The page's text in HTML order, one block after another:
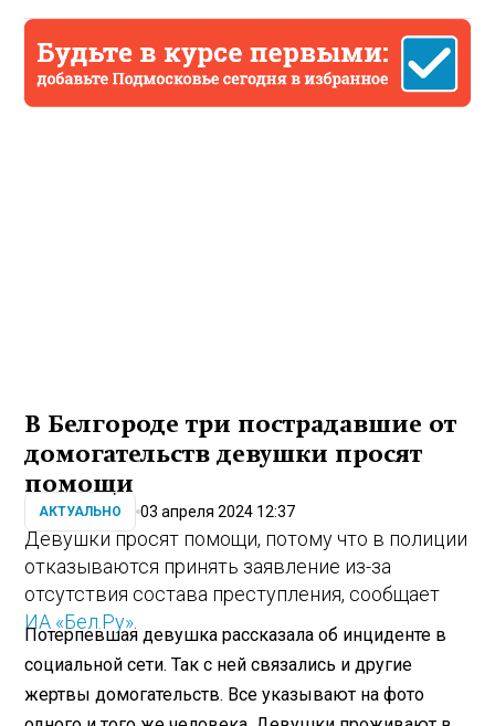
В Белгороде три пострадавшие от
домогательств девушки просят
помощи
АКТУАЛЬНО 03 апреля 2024 12:37
Девушки просят помощи, потому что в полиции
отказываются принять заявление из-за
отсутствия состава преступления, сообщает
ИА «Бел.Ру».
Потерпевшая девушка рассказала об инциденте в
социальной сети. Так с ней связались и другие
жертвы домогательств. Все указывают на фото